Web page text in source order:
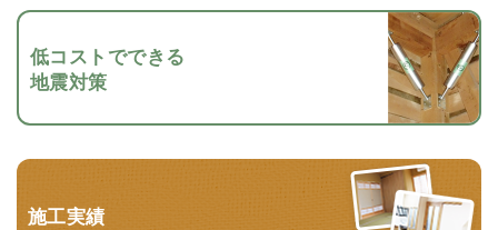
低コストでできる
地震対策
施工実績